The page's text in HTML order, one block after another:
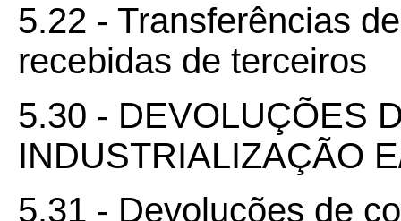
5.22 - Transferências
recebidas de terceiros
5.30 - DEVOLUÇÕES
INDUSTRIALIZAÇÃO
5.31 - Devoluções de